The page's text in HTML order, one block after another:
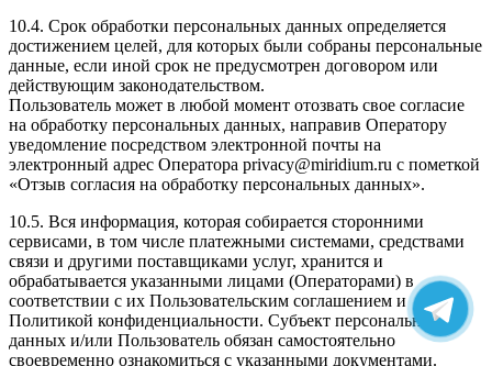
10.4. Срок обработки персональных данных определяется
достижением целей, для которых были собраны персональные
данные, если иной срок не предусмотрен договором или
действующим законодательством.
Пользователь может в любой момент отозвать свое согласие
на обработку персональных данных, направив Оператору
уведомление посредством электронной почты на
электронный адрес Оператора privacy@miridium.ru с пометкой
«Отзыв согласия на обработку персональных данных».
10.5. Вся информация, которая собирается сторонними
сервисами, в том числе платежными системами, средствами
связи и другими поставщиками услуг, хранится и
обрабатывается указанными лицами (Операторами) в
соответствии с их Пользовательским соглашением и
Политикой конфиденциальности. Субъект персональных
данных и/или Пользователь обязан самостоятельно
своевременно ознакомиться с указанными документами.